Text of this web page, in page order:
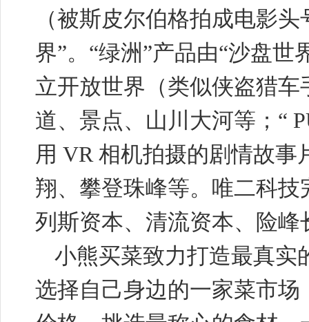
（被斯皮尔伯格拍成电影
界”。“绿洲”产品由“沙盘世
立开放世界（类似侠盗猎
道、景点、山川大河等；“
用 VR 相机拍摄的剧情故事
翔、攀登珠峰等。唯二科
列斯资本、清流资本、险峰
小熊买菜致力打造最真实
选择自己身边的一家菜市